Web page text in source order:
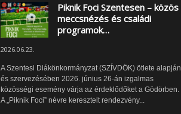
Piknik Foci Szentesen – közös
meccsnézés és családi
programok…
2026.06.23.
A Szentesi Diákönkormányzat (SZÍVDÖK) ötlete alapján
és szervezésében 2026. június 26-án izgalmas
közösségi esemény várja az érdeklődőket a Gödörben.
A „Piknik Foci” névre keresztelt rendezvény...